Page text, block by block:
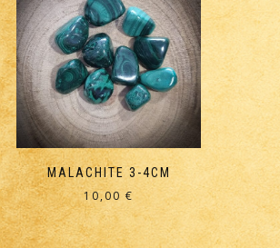
MALACHITE 3-4CM
10,00 €